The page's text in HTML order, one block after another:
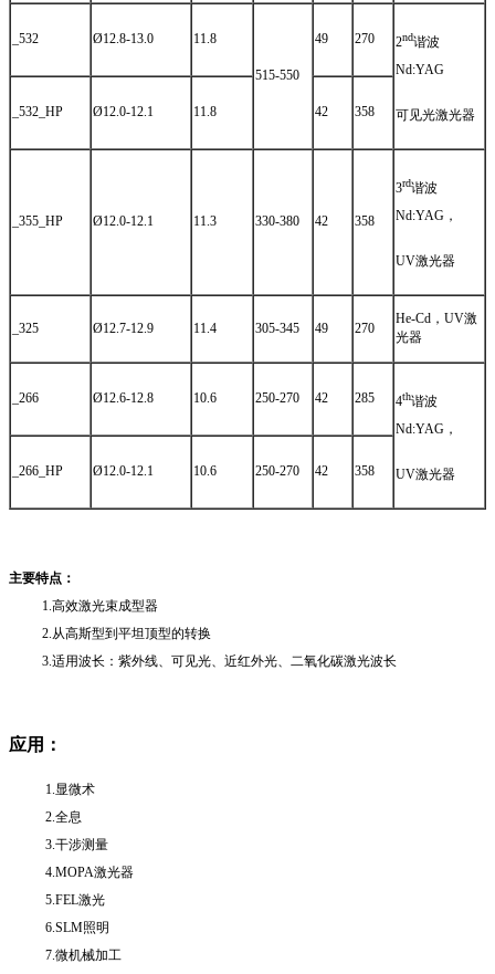
_532 Ø12.8-13.0 11.8
515-550
49 270 2nd谐波
Nd:YAG
可见光激光器
_532_HP Ø12.0-12.1 11.8 42 358
_355_HP Ø12.0-12.1 11.3 330-380 42 358
3rd谐波
Nd:YAG，
UV激光器
_325 Ø12.7-12.9 11.4 305-345 49 270
He-Cd，UV激
光器
_266 Ø12.6-12.8 10.6 250-270 42 285 4th谐波
Nd:YAG，
UV激光器
_266_HP Ø12.0-12.1 10.6 250-270 42 358
主要特点：
1.高效激光束成型器
2.从高斯型到平坦顶型的转换
3.适用波长：紫外线、可见光、近红外光、二氧化碳激光波长
应用：
1.显微术
2.全息
3.干涉测量
4.MOPA激光器
5.FEL激光
6.SLM照明
7.微机械加工